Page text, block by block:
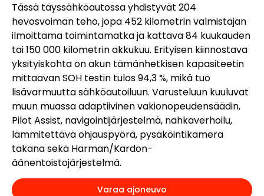
Tässä täyssähköautossa yhdistyvät 204
hevosvoiman teho, jopa 452 kilometrin valmistajan
ilmoittama toimintamatka ja kattava 84 kuukauden
tai 150 000 kilometrin akkukuu. Erityisen kiinnostava
yksityiskohta on akun tämänhetkisen kapasiteetin
mittaavan SOH testin tulos 94,3 %, mikä tuo
lisävarmuutta sähköautoiluun. Varusteluun kuuluvat
muun muassa adaptiivinen vakionopeudensäädin,
Pilot Assist, navigointijärjestelmä, nahkaverhoilu,
lämmitettävä ohjauspyörä, pysäköintikamera
takana sekä Harman/Kardon-
äänentoistojärjestelmä.
Varaa ajoneuvo